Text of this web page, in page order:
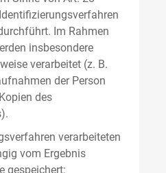
Im Rahmen
insbesondere
verarbeitet (z. B.
der Person
des
verarbeiteten
vom Ergebnis
gespeichert: